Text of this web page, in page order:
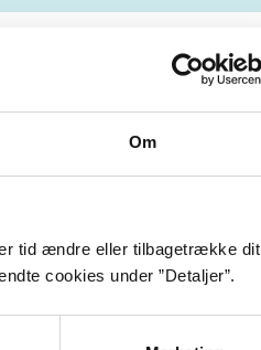
Om
tid ændre eller tilbagetrække dit
cookies under ”Detaljer”.